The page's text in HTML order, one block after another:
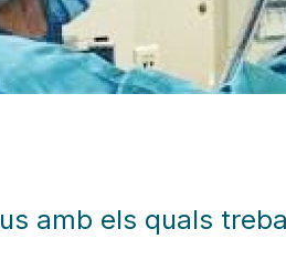
amb els quals